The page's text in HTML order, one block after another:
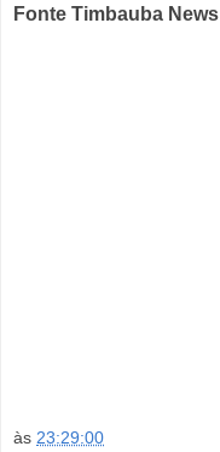
Fonte Timbauba News
às 23:29:00